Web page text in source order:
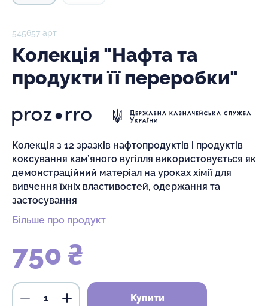
545657 арт
Колекція "Нафта та
продукти її переробки"
Колекція з 12 зразків нафтопродуктів і продуктів
коксування кам’яного вугілля використовується як
демонстраційний матеріал на уроках хімії для
вивчення їхніх властивостей, одержання та
застосування
Більше про продукт
750 ₴
Купити